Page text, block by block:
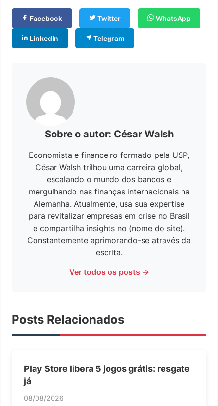
Facebook Twitter WhatsApp
LinkedIn Telegram
Sobre o autor: César Walsh
Economista e financeiro formado pela USP,
César Walsh trilhou uma carreira global,
escalando o mundo dos bancos e
mergulhando nas finanças internacionais na
Alemanha. Atualmente, usa sua expertise
para revitalizar empresas em crise no Brasil
e compartilha insights no (nome do site).
Constantemente aprimorando-se através da
escrita.
Ver todos os posts →
Posts Relacionados
Play Store libera 5 jogos grátis: resgate
já
08/08/2026